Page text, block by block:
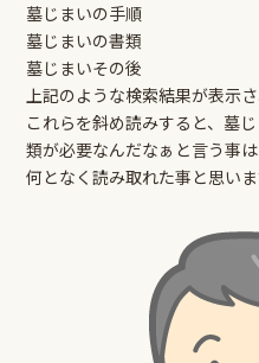
墓じまいの手順
墓じまいの書類
墓じまいその後
上記のような検索結果が表示さ
これらを斜め読みすると、墓
類が必要なんだなぁと言う事は
何となく読み取れた事と思いま